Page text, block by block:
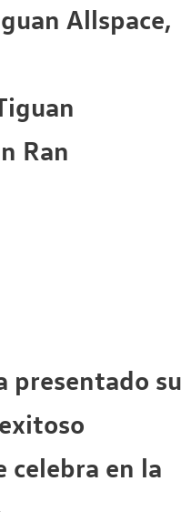
Allspace,
presentado su
celebra en la